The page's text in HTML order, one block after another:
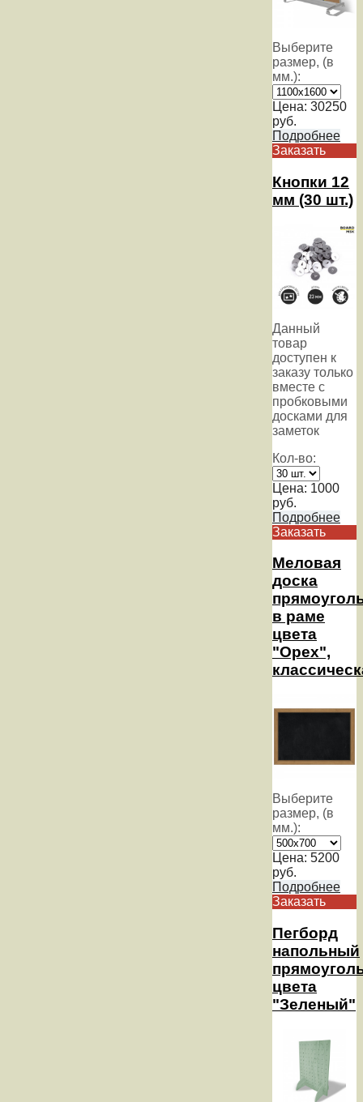
Выберите
размер, (в
мм.):
Цена: 30250
руб.
Подробнее
Заказать
Кнопки 12
мм (30 шт.)
Данный
товар
доступен к
заказу только
вместе с
пробковыми
досками для
заметок
Кол-во:
Цена: 1000
руб.
Подробнее
Заказать
Меловая
доска
в раме
цвета
"Орех",
Выберите
размер, (в
мм.):
Цена: 5200
руб.
Подробнее
Заказать
Пегборд
напольный
цвета
"Зеленый"